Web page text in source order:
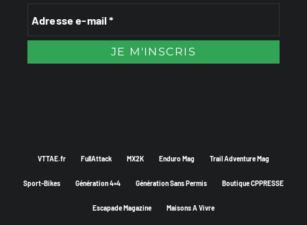
VTTAE.fr FullAttack MX2K Enduro Mag Trail Adventure Mag
Sport-Bikes Génération 4×4 Génération Sans Permis Boutique CPPRESSE
Escapade Magazine Maisons A Vivre